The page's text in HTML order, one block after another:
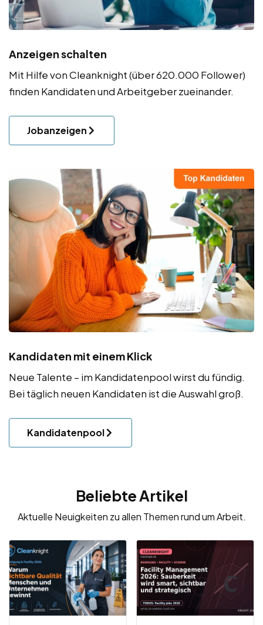
Anzeigen schalten
Mit Hilfe von Cleanknight (über 620.000 Follower)
finden Kandidaten und Arbeitgeber zueinander.
Jobanzeigen
Kandidaten mit einem Klick
Neue Talente – im Kandidatenpool wirst du fündig.
Bei täglich neuen Kandidaten ist die Auswahl groß.
Kandidatenpool
Beliebte Artikel
Aktuelle Neuigkeiten zu allen Themen rund um Arbeit.